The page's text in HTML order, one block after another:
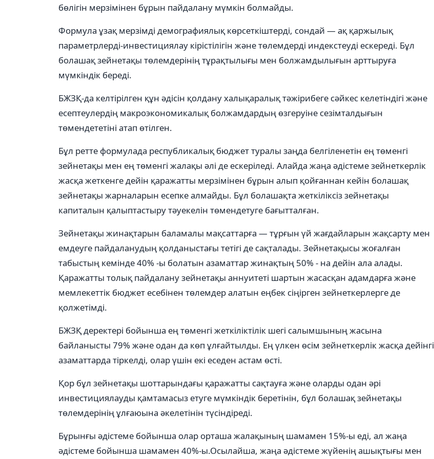
бөлігін мерзімінен бұрын пайдалану мүмкін болмайды.
Формула ұзақ мерзімді демографиялық көрсеткіштерді, сондай — ақ қаржылық
параметрлерді-инвестициялау кірістілігін және төлемдерді индекстеуді ескереді. Бұл
болашақ зейнетақы төлемдерінің тұрақтылығы мен болжамдылығын арттыруға
мүмкіндік береді.
БЖЗҚ-да келтірілген құн әдісін қолдану халықаралық тәжірибеге сәйкес келетіндігі және
есептеулердің макроэкономикалық болжамдардың өзгеруіне сезімталдығын
төмендететіні атап өтілген.
Бұл ретте формулада республикалық бюджет туралы заңда белгіленетін ең төменгі
зейнетақы мен ең төменгі жалақы әлі де ескеріледі. Алайда жаңа әдістеме зейнеткерлік
жасқа жеткенге дейін қаражатты мерзімінен бұрын алып қойғаннан кейін болашақ
зейнетақы жарналарын есепке алмайды. Бұл болашақта жеткіліксіз зейнетақы
капиталын қалыптастыру тәуекелін төмендетуге бағытталған.
Зейнетақы жинақтарын баламалы мақсаттарға — тұрғын үй жағдайларын жақсарту мен
емдеуге пайдаланудың қолданыстағы тетігі де сақталады. Зейнетақысы жоғалған
табыстың кемінде 40% -ы болатын азаматтар жинақтың 50% - на дейін ала алады.
Қаражатты толық пайдалану зейнетақы аннуитеті шартын жасасқан адамдарға және
мемлекеттік бюджет есебінен төлемдер алатын еңбек сіңірген зейнеткерлерге де
қолжетімді.
БЖЗҚ деректері бойынша ең төменгі жеткіліктілік шегі салымшының жасына
байланысты 79% және одан да көп ұлғайтылды. Ең үлкен өсім зейнеткерлік жасқа дейінгі
азаматтарда тіркелді, олар үшін екі еседен астам өсті.
Қор бұл зейнетақы шоттарындағы қаражатты сақтауға және оларды одан әрі
инвестициялауды қамтамасыз етуге мүмкіндік беретінін, бұл болашақ зейнетақы
төлемдерінің ұлғаюына әкелетінін түсіндіреді.
Бұрынғы әдістеме бойынша олар орташа жалақының шамамен 15%-ы еді, ал жаңа
әдістеме бойынша шамамен 40%-ы.Осылайша, жаңа әдістеме жүйенің ашықтығы мен